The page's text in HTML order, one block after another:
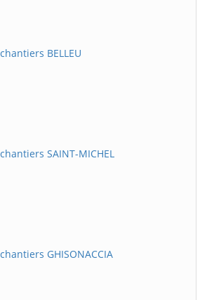
BELLEU
SAINT-MICHEL
GHISONACCIA